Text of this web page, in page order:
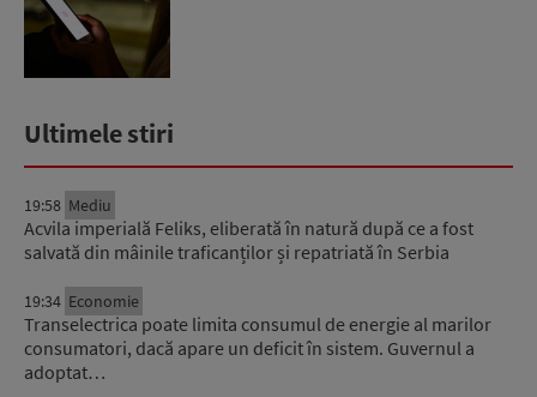
Ultimele stiri
19:58 Mediu
Acvila imperială Feliks, eliberată în natură după ce a fost
salvată din mâinile traficanților și repatriată în Serbia
19:34 Economie
Transelectrica poate limita consumul de energie al marilor
consumatori, dacă apare un deficit în sistem. Guvernul a
adoptat…